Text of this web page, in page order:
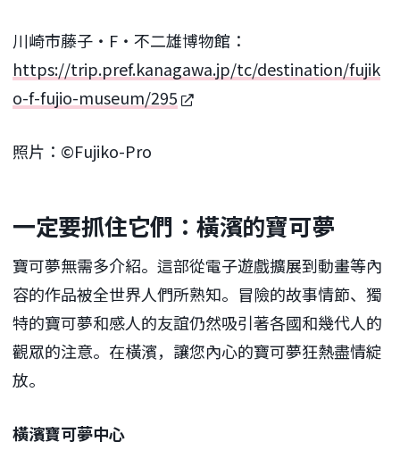
川崎市藤子・F・不二雄博物館：
https://trip.pref.kanagawa.jp/tc/destination/fujik
o-f-fujio-museum/295
照片：©︎Fujiko-Pro
一定要抓住它們：橫濱的寶可夢
寶可夢無需多介紹。這部從電子遊戲擴展到動畫等內
容的作品被全世界人們所熟知。冒險的故事情節、獨
特的寶可夢和感人的友誼仍然吸引著各國和幾代人的
觀眾的注意。在橫濱，讓您內心的寶可夢狂熱盡情綻
放。
橫濱寶可夢中心